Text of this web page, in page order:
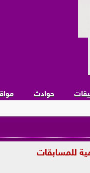
حوادث
للمسابقات